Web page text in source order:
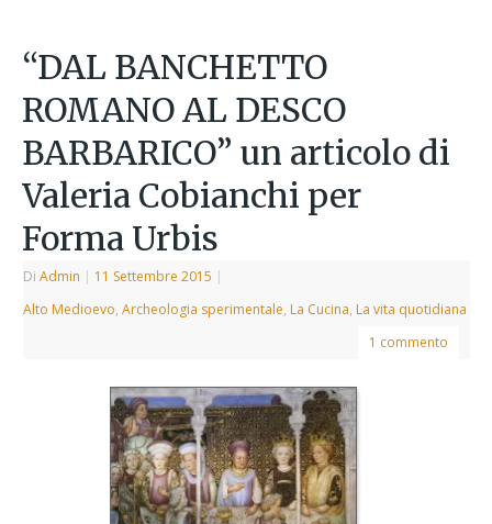
“DAL BANCHETTO
ROMANO AL DESCO
BARBARICO” un articolo di
Valeria Cobianchi per
Forma Urbis
DiAdmin | 11 Settembre 2015 |
Alto Medioevo,Archeologia sperimentale, La Cucina, La vita quotidiana
1 commento